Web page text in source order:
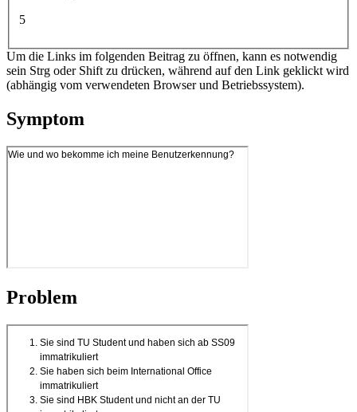
5
Um die Links im folgenden Beitrag zu öffnen, kann es notwendig
sein Strg oder Shift zu drücken, während auf den Link geklickt wird
(abhängig vom verwendeten Browser und Betriebssystem).
Symptom
Problem